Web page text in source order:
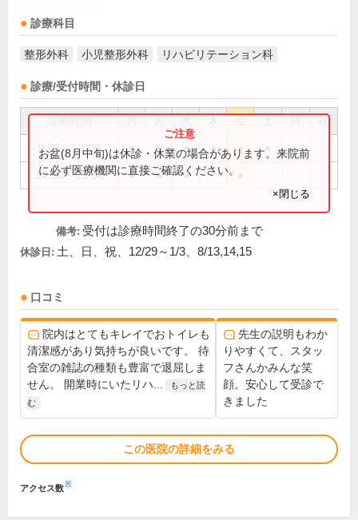
診療科目
整形外科 小児整形外科 リハビリテーション科
診療/受付時間・休診日
祝
9:00～13:00 ● ● ● ● ●
14:00～18:00 ● ● ●
お盆(8月中旬)は休診・休業の場合があります。来院前
に必ず医療機関に直接ご確認ください。
×閉じる
備考: 受付は診療時間終了の30分前まで
休診日: 土、日、祝、12/29～1/3、8/13,14,15
口コミ
院内はとてもキレイでおトイレも
清潔感があり気持ちが良いです。 待
合室の雑誌の種類も豊富で退屈しま
せん。 開業時にいたリハ...
もっと読
む
先生の説明もわか
りやすくて、スタッ
フさんかみんな笑
顔。安心して受診で
きました
この医院の詳細をみる
アクセス数※